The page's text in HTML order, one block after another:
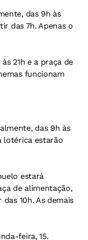
das 9h às
das 7h. Apenas o
21h e a praça de
funcionam
das 9h às
lotérica estarão
estará
de alimentação,
10h. As demais
feira, 15.